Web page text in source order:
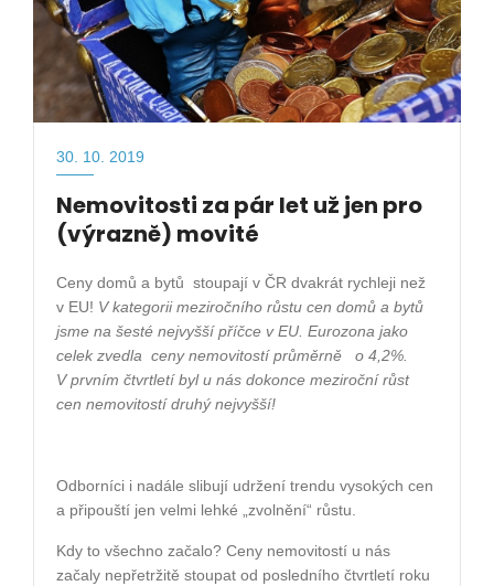
30. 10. 2019
Nemovitosti za pár let už jen pro
(výrazně) movité
Ceny domů a bytů stoupají v ČR dvakrát rychleji než
v EU! V kategorii meziročního růstu cen domů a bytů
jsme na šesté nejvyšší příčce v EU. Eurozona jako
celek zvedla ceny nemovitostí průměrně
o 4,2%.
V prvním čtvrtletí byl u nás dokonce meziroční růst
cen nemovitostí druhý nejvyšší!
Odborníci i nadále slibují udržení trendu vysokých cen
a připouští jen velmi lehké „zvolnění“ růstu.
Kdy to všechno začalo? Ceny nemovitostí u nás
začaly nepřetržitě stoupat od posledního čtvrtletí roku